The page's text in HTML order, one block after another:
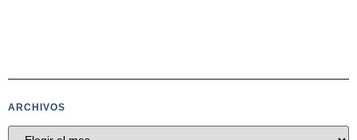
ARCHIVOS